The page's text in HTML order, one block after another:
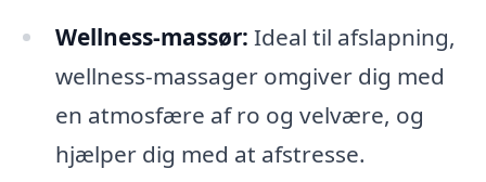
Wellness-massør: Ideal til afslapning,
wellness-massager omgiver dig med
en atmosfære af ro og velvære, og
hjælper dig med at afstresse.